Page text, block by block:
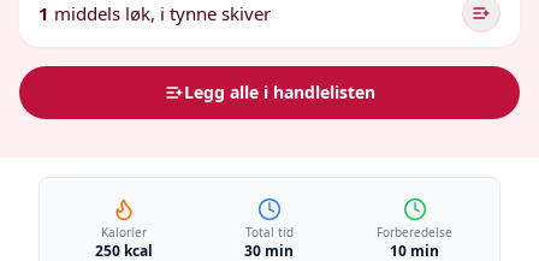
1 middels løk, i tynne skiver
Legg alle i handlelisten
Kalorier
250 kcal
Total tid
30 min
Forberedelse
10 min